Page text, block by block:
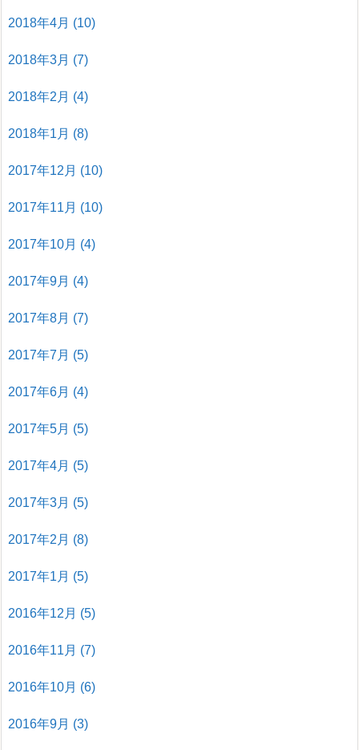
2018年4月 (10)
2018年3月 (7)
2018年2月 (4)
2018年1月 (8)
2017年12月 (10)
2017年11月 (10)
2017年10月 (4)
2017年9月 (4)
2017年8月 (7)
2017年7月 (5)
2017年6月 (4)
2017年5月 (5)
2017年4月 (5)
2017年3月 (5)
2017年2月 (8)
2017年1月 (5)
2016年12月 (5)
2016年11月 (7)
2016年10月 (6)
2016年9月 (3)